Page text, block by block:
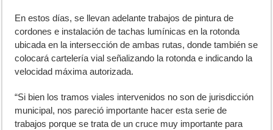
En estos días, se llevan adelante trabajos de pintura de
cordones e instalación de tachas lumínicas en la rotonda
ubicada en la intersección de ambas rutas, donde también se
colocará cartelería vial señalizando la rotonda e indicando la
velocidad máxima autorizada.
“Si bien los tramos viales intervenidos no son de jurisdicción
municipal, nos pareció importante hacer esta serie de
trabajos porque se trata de un cruce muy importante para